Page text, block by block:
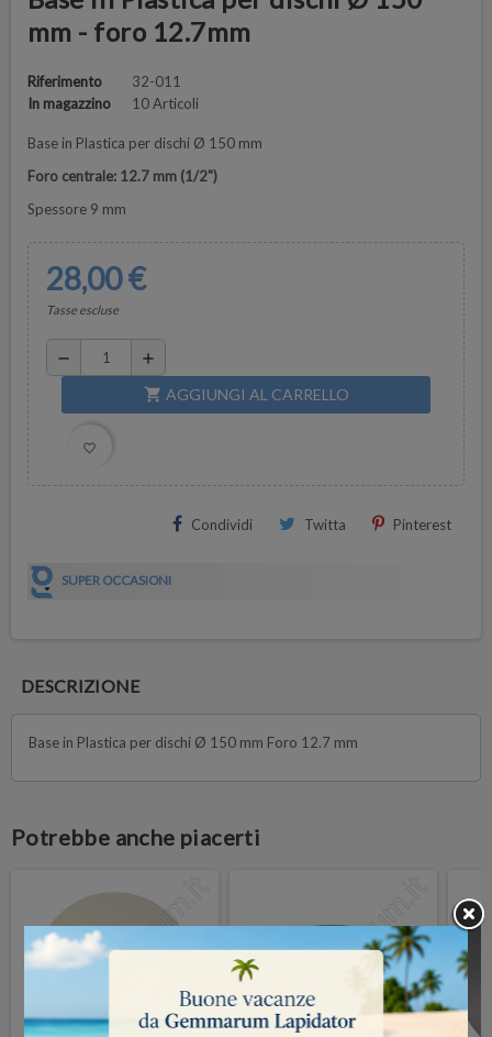
mm - foro 12.7mm
Riferimento
32-011
In magazzino
10 Articoli
Base in Plastica per dischi Ø 150 mm
Foro centrale: 12.7 mm (1/2")
Spessore 9 mm
28,00 €
Tasse escluse
remove add
shopping_cart AGGIUNGI AL CARRELLO
favorite_border
Condividi Twitta Pinterest
SUPER OCCASIONI
DESCRIZIONE
Base in Plastica per dischi Ø 150 mm Foro 12.7 mm
Potrebbe anche piacerti